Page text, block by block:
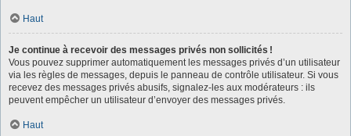
Haut
Je continue à recevoir des messages privés non sollicités !
Vous pouvez supprimer automatiquement les messages privés d’un utilisateur
via les règles de messages, depuis le panneau de contrôle utilisateur. Si vous
recevez des messages privés abusifs, signalez-les aux modérateurs : ils
peuvent empêcher un utilisateur d’envoyer des messages privés.
Haut